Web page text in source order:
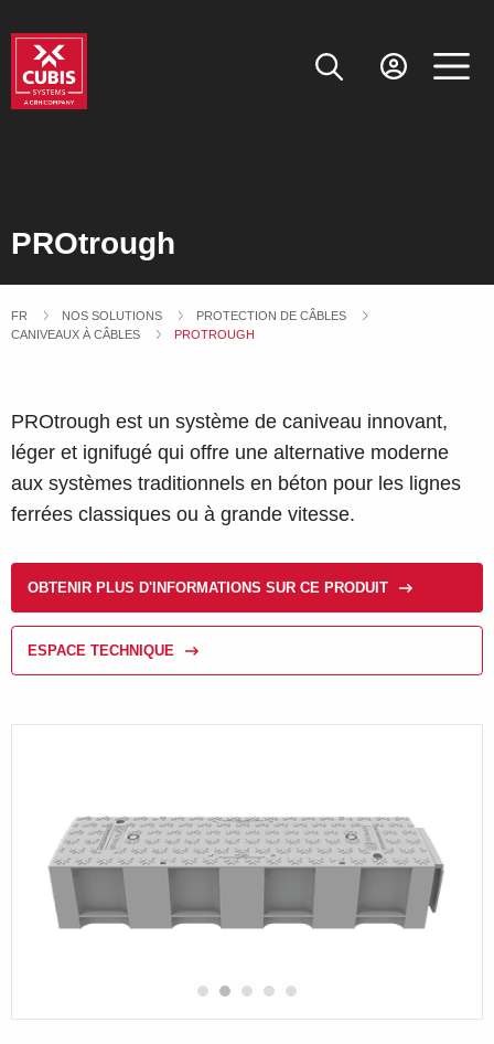
PROtrough
FR NOS SOLUTIONS
PROTECTION DE CÂBLES
CANIVEAUX À CÂBLES
CURRENT:
PROTROUGH
PROtrough est un système de caniveau innovant,
léger et ignifugé qui offre une alternative moderne
aux systèmes traditionnels en béton pour les lignes
ferrées classiques ou à grande vitesse.
OBTENIR PLUS D'INFORMATIONS SUR CE PRODUIT
ESPACE TECHNIQUE